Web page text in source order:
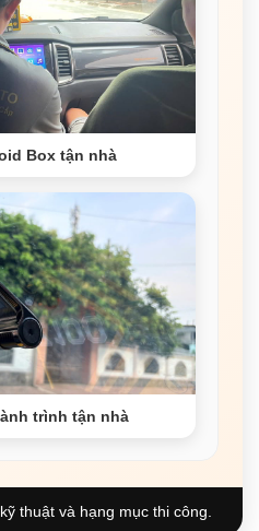
Box tận nhà
trình tận nhà
thuật và hạng mục thi công.